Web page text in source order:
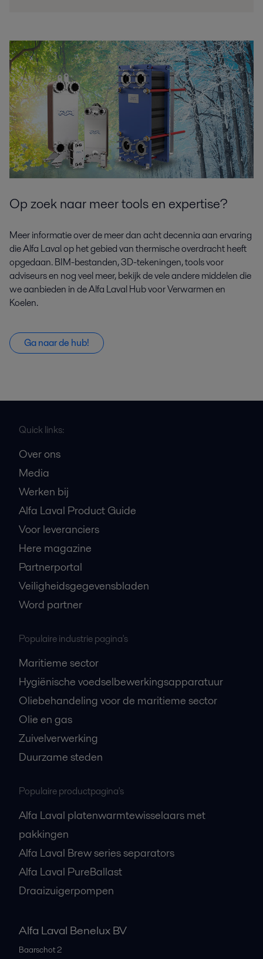
Op zoek naar meer tools en expertise?
Meer informatie over de meer dan acht decennia aan ervaring
die Alfa Laval op het gebied van thermische overdracht heeft
opgedaan. BIM-bestanden, 3D-tekeningen, tools voor
adviseurs en nog veel meer, bekijk de vele andere middelen die
we aanbieden in de Alfa Laval Hub voor Verwarmen en
Koelen.
Ga naar de hub!
Quick links:
Over ons
Media
Werken bij
Alfa Laval Product Guide
Voor leveranciers
Here magazine
Partnerportal
Veiligheidsgegevensbladen
Word partner
Populaire industrie pagina's
Maritieme sector
Hygiënische voedselbewerkingsapparatuur
Oliebehandeling voor de maritieme sector
Olie en gas
Zuivelverwerking
Duurzame steden
Populaire productpagina's
Alfa Laval platenwarmtewisselaars met
pakkingen
Alfa Laval Brew series separators
Alfa Laval PureBallast
Draaizuigerpompen
Alfa Laval Benelux BV
Baarschot 2